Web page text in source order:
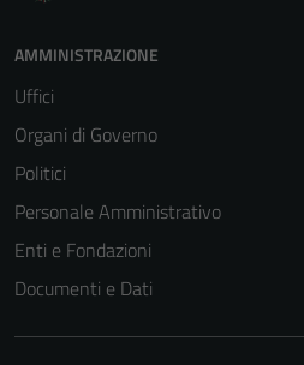
AMMINISTRAZIONE
Uffici
Organi di Governo
Politici
Personale Amministrativo
Enti e Fondazioni
Documenti e Dati